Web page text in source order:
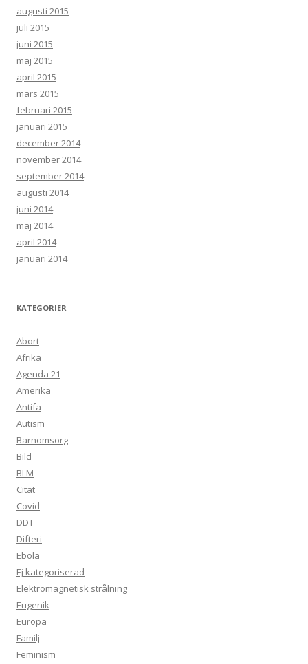
augusti 2015
juli 2015
juni 2015
maj 2015
april 2015
mars 2015
februari 2015
januari 2015
december 2014
november 2014
september 2014
augusti 2014
juni 2014
maj 2014
april 2014
januari 2014
KATEGORIER
Abort
Afrika
Agenda 21
Amerika
Antifa
Autism
Barnomsorg
Bild
BLM
Citat
Covid
DDT
Difteri
Ebola
Ej kategoriserad
Elektromagnetisk strålning
Eugenik
Europa
Familj
Feminism